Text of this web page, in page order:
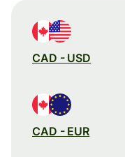
CAD - USD
CAD - EUR